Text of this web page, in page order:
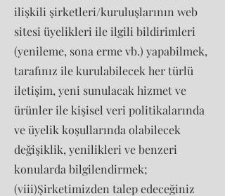
ilişkili şirketleri/kuruluşlarının web
sitesi üyelikleri ile ilgili bildirimleri
(yenileme, sona erme vb.) yapabilmek,
tarafınız ile kurulabilecek her türlü
iletişim, yeni sunulacak hizmet ve
ürünler ile kişisel veri politikalarında
ve üyelik koşullarında olabilecek
değişiklik, yenilikleri ve benzeri
konularda bilgilendirmek;
(viii)Şirketimizden talep edeceğiniz